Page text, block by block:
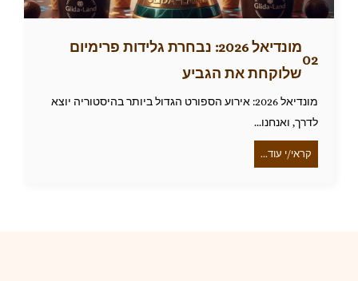
מונדיאל 2026: נבחרת גלידות פרימיום
שלוקחת את הגביע
מונדיאל 2026: אירוע הספורט הגדול ביותר בהיסטוריה יוצא
לדרך, ואנחנו...
קראי/י עוד...